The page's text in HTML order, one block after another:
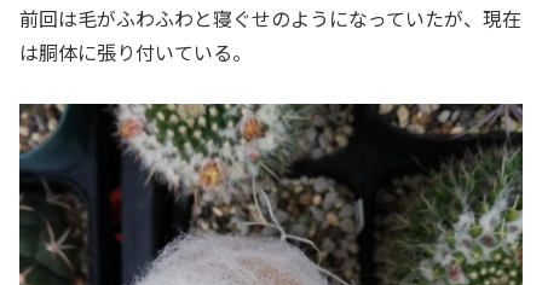
前回は毛がふわふわと寝ぐせのようになっていたが、現在
は胴体に張り付いている。